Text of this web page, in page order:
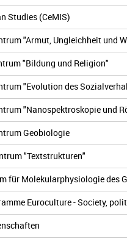
Studies (CeMIS)
"Armut, Ungleichheit und
"Bildung und Religion"
"Evolution des
"Nanospektroskopie und
Geobiologie
"Textstrukturen"
für Molekularphysiologie des
Euroculture - Society,